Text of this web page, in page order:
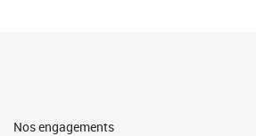
Nos engagements